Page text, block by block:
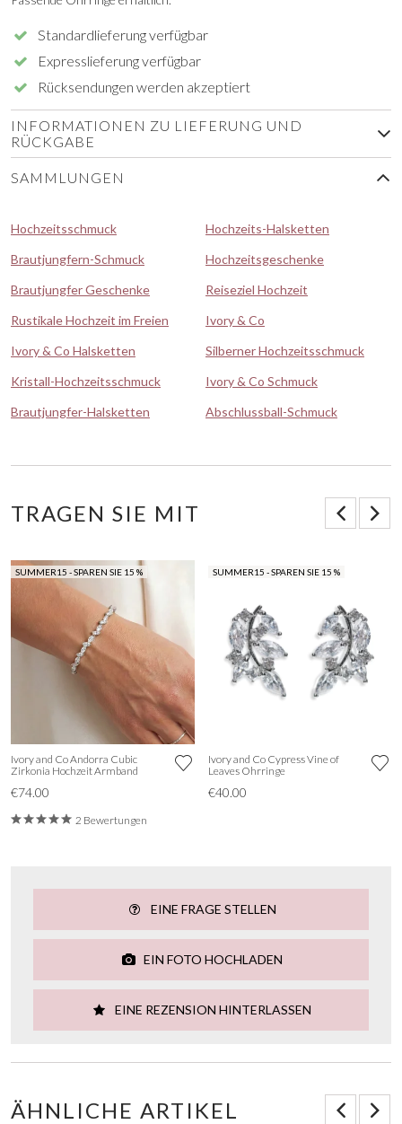
Standardlieferung verfügbar
Expresslieferung verfügbar
Rücksendungen werden akzeptiert
INFORMATIONEN ZU LIEFERUNG UND
RÜCKGABE
SAMMLUNGEN
Hochzeitsschmuck
Hochzeits-Halsketten
Brautjungfern-Schmuck
Hochzeitsgeschenke
Brautjungfer Geschenke
Reiseziel Hochzeit
Rustikale Hochzeit im Freien
Ivory & Co
Ivory & Co Halsketten
Silberner Hochzeitsschmuck
Kristall-Hochzeitsschmuck
Ivory & Co Schmuck
Brautjungfer-Halsketten
Abschlussball-Schmuck
TRAGEN SIE MIT
SUMMER15 - SPAREN SIE 15 %
Ivory and Co Andorra Cubic
Zirkonia Hochzeit Armband
€74.00
2 Bewertungen
SUMMER15 - SPAREN SIE 15 %
Ivory and Co Cypress Vine of
Leaves Ohrringe
€40.00
EINE FRAGE STELLEN
EIN FOTO HOCHLADEN
EINE REZENSION HINTERLASSEN
ÄHNLICHE ARTIKEL